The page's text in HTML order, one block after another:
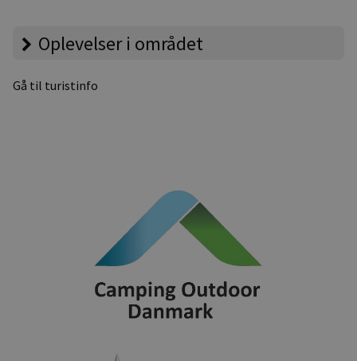
Oplevelser i området
Gå til turistinfo